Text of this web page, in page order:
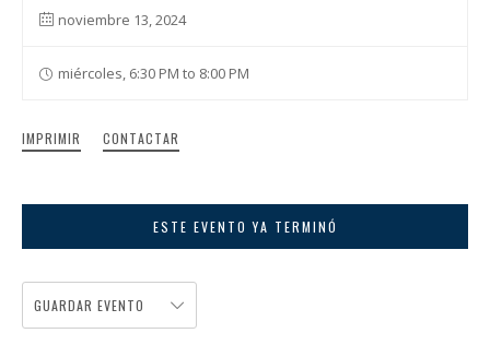
noviembre 13, 2024
miércoles, 6:30 PM to 8:00 PM
IMPRIMIR CONTACTAR
ESTE EVENTO YA TERMINÓ
GUARDAR EVENTO